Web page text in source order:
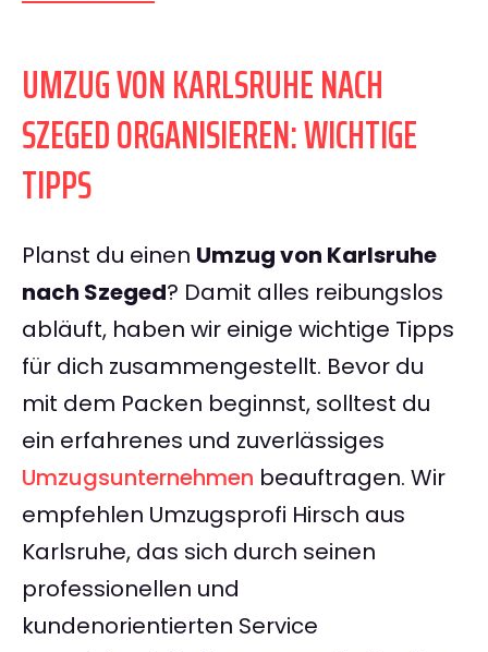
UMZUG VON KARLSRUHE NACH
SZEGED ORGANISIEREN: WICHTIGE
TIPPS
Planst du einen Umzug von Karlsruhe
nach Szeged? Damit alles reibungslos
abläuft, haben wir einige wichtige Tipps
für dich zusammengestellt. Bevor du
mit dem Packen beginnst, solltest du
ein erfahrenes und zuverlässiges
Umzugsunternehmen beauftragen. Wir
empfehlen Umzugsprofi Hirsch aus
Karlsruhe, das sich durch seinen
professionellen und
kundenorientierten Service